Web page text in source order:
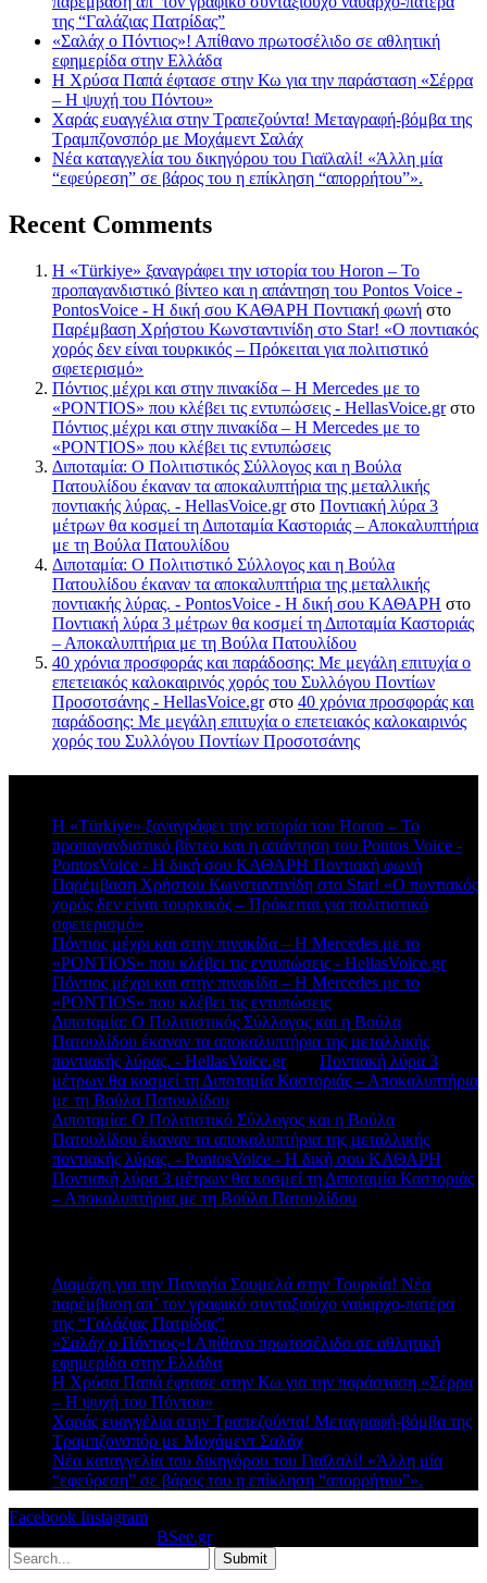
της “Γαλάζιας Πατρίδας”
«Σαλάχ ο Πόντιος»! Απίθανο πρωτοσέλιδο σε αθλητική
εφημερίδα στην Ελλάδα
Η Χρύσα Παπά έφτασε στην Κω για την παράσταση «Σέρρα
– Η ψυχή του Πόντου»
Χαράς ευαγγέλια στην Τραπεζούντα! Μεταγραφή-βόμβα της
Τραμπζονσπόρ με Μοχάμεντ Σαλάχ
Νέα καταγγελία του δικηγόρου του Γιαϊλαλί! «Άλλη μία
“εφεύρεση” σε βάρος του η επίκληση “απορρήτου”».
Recent Comments
Η «Türkiye» ξαναγράφει την ιστορία του Horon – Το
προπαγανδιστικό βίντεο και η απάντηση του Pontos Voice -
PontosVoice - H δική σου ΚΑΘΑΡΗ Ποντιακή φωνή στο
Παρέμβαση Χρήστου Κωνσταντινίδη στο Star! «Ο ποντιακός
χορός δεν είναι τουρκικός – Πρόκειται για πολιτιστικό
σφετερισμό»
Πόντιος μέχρι και στην πινακίδα – Η Mercedes με το
«PONTIOS» που κλέβει τις εντυπώσεις - HellasVoice.grστο
Πόντιος μέχρι και στην πινακίδα – Η Mercedes με το
«PONTIOS» που κλέβει τις εντυπώσεις
Διποταμία: Ο Πολιτιστικός Σύλλογος και η Βούλα
Πατουλίδου έκαναν τα αποκαλυπτήρια της μεταλλικής
ποντιακής λύρας. - HellasVoice.grστο Ποντιακή λύρα 3
μέτρων θα κοσμεί τη Διποταμία Καστοριάς – Αποκαλυπτήρια
με τη Βούλα Πατουλίδου
Διποταμία: Ο Πολιτιστικό Σύλλογος και η Βούλα
Πατουλίδου έκαναν τα αποκαλυπτήρια της μεταλλικής
ποντιακής λύρας. - PontosVoice - H δική σου ΚΑΘΑΡΗ στο
Ποντιακή λύρα 3 μέτρων θα κοσμεί τη Διποταμία Καστοριάς
– Αποκαλυπτήρια με τη Βούλα Πατουλίδου
40 χρόνια προσφοράς και παράδοσης: Με μεγάλη επιτυχία ο
επετειακός καλοκαιρινός χορός του Συλλόγου Ποντίων
Προσοτσάνης - HellasVoice.grστο 40 χρόνια προσφοράς και
παράδοσης: Με μεγάλη επιτυχία ο επετειακός καλοκαιρινός
χορός του Συλλόγου Ποντίων Προσοτσάνης
Η «Türkiye» ξαναγράφει την ιστορία του Horon – Το
προπαγανδιστικό βίντεο και η απάντηση του Pontos Voice -
PontosVoice - H δική σου ΚΑΘΑΡΗ Ποντιακή φωνή
Παρέμβαση Χρήστου Κωνσταντινίδη στο Star! «Ο ποντιακός
χορός δεν είναι τουρκικός – Πρόκειται για πολιτιστικό
σφετερισμό»
Πόντιος μέχρι και στην πινακίδα – Η Mercedes με το
«PONTIOS» που κλέβει τις εντυπώσεις - HellasVoice.grστο
Πόντιος μέχρι και στην πινακίδα – Η Mercedes με το
«PONTIOS» που κλέβει τις εντυπώσεις
Διποταμία: Ο Πολιτιστικός Σύλλογος και η Βούλα
Πατουλίδου έκαναν τα αποκαλυπτήρια της μεταλλικής
ποντιακής λύρας. - HellasVoice.grστο Ποντιακή λύρα 3
μέτρων θα κοσμεί τη Διποταμία Καστοριάς – Αποκαλυπτήρια
με τη Βούλα Πατουλίδου
Διποταμία: Ο Πολιτιστικό Σύλλογος και η Βούλα
Πατουλίδου έκαναν τα αποκαλυπτήρια της μεταλλικής
ποντιακής λύρας. - PontosVoice - H δική σου ΚΑΘΑΡΗ
Ποντιακή λύρα 3 μέτρων θα κοσμεί τη Διποταμία Καστοριάς
– Αποκαλυπτήρια με τη Βούλα Πατουλίδου
Διαμάχη για την Παναγία Σουμελά στην Τουρκία! Νέα
παρέμβαση απ’ τον γραφικό συνταξιούχο ναύαρχο-πατέρα
της “Γαλάζιας Πατρίδας”
«Σαλάχ ο Πόντιος»! Απίθανο πρωτοσέλιδο σε αθλητική
εφημερίδα στην Ελλάδα
Η Χρύσα Παπά έφτασε στην Κω για την παράσταση «Σέρρα
– Η ψυχή του Πόντου»
Χαράς ευαγγέλια στην Τραπεζούντα! Μεταγραφή-βόμβα της
Τραμπζονσπόρ με Μοχάμεντ Σαλάχ
Νέα καταγγελία του δικηγόρου του Γιαϊλαλί! «Άλλη μία
“εφεύρεση” σε βάρος του η επίκληση “απορρήτου”».
Facebook Instagram
BSee.gr.
Submit